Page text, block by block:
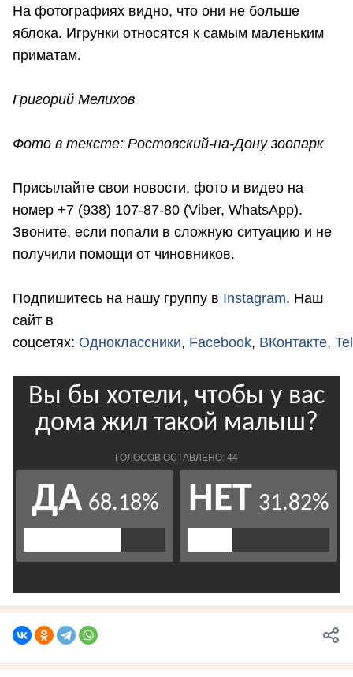
На фотографиях видно, что они не больше
яблока. Игрунки относятся к самым маленьким
приматам.
Григорий Мелихов
Фото в тексте: Ростовский-на-Дону зоопарк
Присылайте свои новости, фото и видео на
номер +7 (938) 107-87-80 (Viber, WhatsApp).
Звоните, если попали в сложную ситуацию и не
получили помощи от чиновников.
Подпишитесь на нашу группу в Instagram. Наш
сайт в
соцсетях: Одноклассники, Facebook, ВКонтакте,